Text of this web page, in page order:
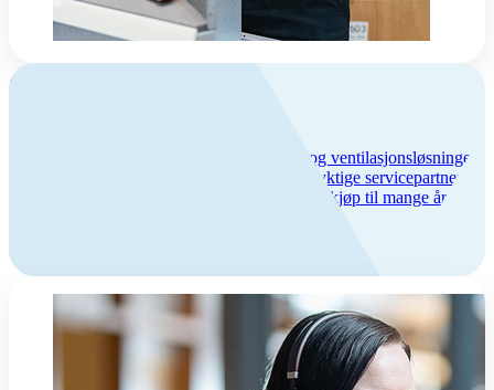
Om Flexit
Vi har over 50 års erfaring med inneklima- og ventilasjonsløsninger,
lang produktgaranti og et bredt nettverk av dyktige servicepartnere.
Hos oss får du trygghet hele veien – fra første kjøp til mange års